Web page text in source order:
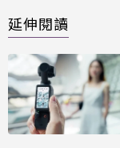
延伸閱讀